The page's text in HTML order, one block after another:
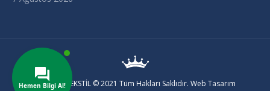
KRALLAR TEKSTİL © 2021 Tüm Hakları Saklıdır. Web Tasarım
Hemen Bilgi Al!